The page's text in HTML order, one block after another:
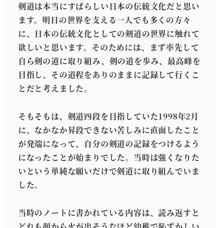
剣道は本当にすばらしい日本の伝統文化だと思い
ます。明日の世界を支える一人でも多くの方々
に、日本の伝統文化としての剣道の世界に触れて
欲しいと思います。そのためには、まず率先して
自ら剣の道に取り組み、剣の道を歩み、最高峰を
目指し、その道程をありのままに記録して行くこ
とだと考えました。
そもそもは、剣道四段を目指していた1998年2月
に、なかなか昇段できない苦しみに直面したこと
が発端になって、自分の剣道の記録をつけるよう
になったことが始まりでした。当時は強くなりた
いという単純な願いだけで剣道に取り組んでいま
した。
当時のノートに書かれている内容は、読み返すと